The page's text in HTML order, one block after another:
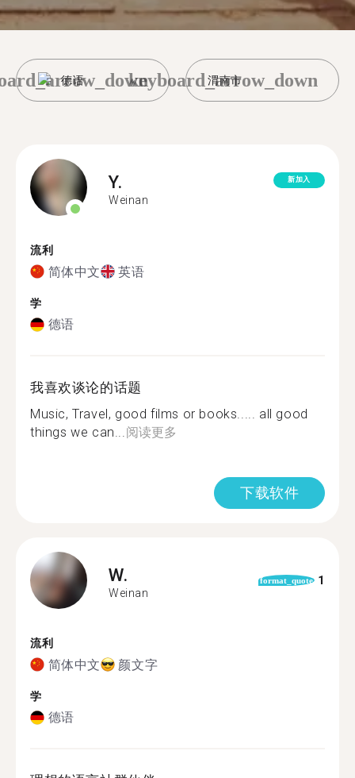
德语 渭南市
keyboard_arrow_down
Y.
Weinan
新加入
流利
简体中文 英语
学
德语
我喜欢谈论的话题
Music, Travel, good films or books..... all good
things we can...阅读更多
下载软件
W.
Weinan
format_quote 1
流利
简体中文 颜文字
学
德语